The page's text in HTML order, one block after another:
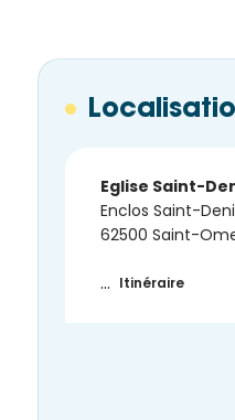
Eglise Saint-
Enclos Saint-
62500 Saint-
… Itinéraire